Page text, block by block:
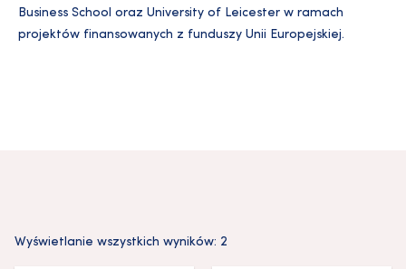
Business School oraz University of Leicester w ramach
projektów finansowanych z funduszy Unii Europejskiej.
Wyświetlanie wszystkich wyników: 2